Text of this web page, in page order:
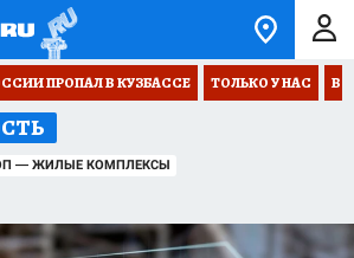
ПРОПАЛ В КУЗБАССЕ ТОЛЬКО У НАС
— ЖИЛЫЕ КОМПЛЕКСЫ